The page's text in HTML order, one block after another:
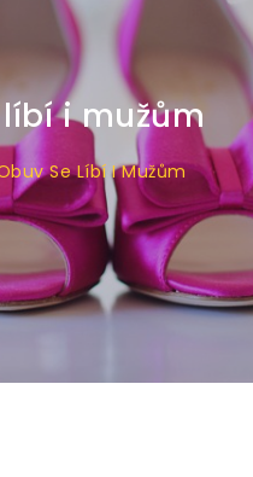
i mužům
Se Líbí I Mužům